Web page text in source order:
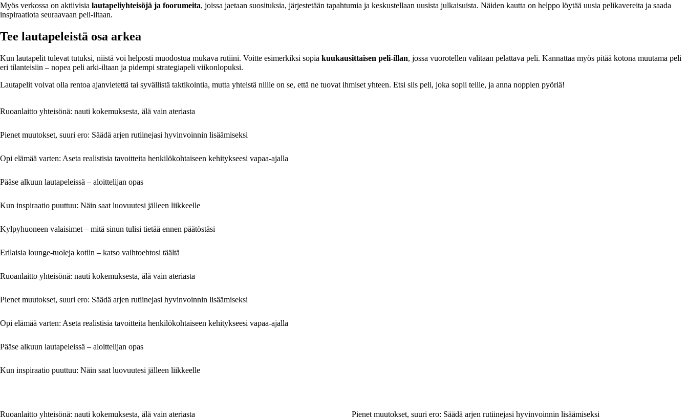
Myös verkossa on aktiivisia lautapeliyhteisöjä ja foorumeita, joissa jaetaan suosituksia, järjestetään tapahtumia ja keskustellaan uusista julkaisuista. Näiden kautta on helppo löytää uusia pelikavereita ja saada
inspiraatiota seuraavaan peli-iltaan.
Tee lautapeleistä osa arkea
Kun lautapelit tulevat tutuksi, niistä voi helposti muodostua mukava rutiini. Voitte esimerkiksi sopia kuukausittaisen peli-illan, jossa vuorotellen valitaan pelattava peli. Kannattaa myös pitää kotona muutama peli
eri tilanteisiin – nopea peli arki-iltaan ja pidempi strategiapeli viikonlopuksi.
Lautapelit voivat olla rentoa ajanvietettä tai syvällistä taktikointia, mutta yhteistä niille on se, että ne tuovat ihmiset yhteen. Etsi siis peli, joka sopii teille, ja anna noppien pyöriä!
Ruoanlaitto yhteisönä: nauti kokemuksesta, älä vain ateriasta
Pienet muutokset, suuri ero: Säädä arjen rutiinejasi hyvinvoinnin lisäämiseksi
Opi elämää varten: Aseta realistisia tavoitteita henkilökohtaiseen kehitykseesi vapaa-ajalla
Pääse alkuun lautapeleissä – aloittelijan opas
Kun inspiraatio puuttuu: Näin saat luovuutesi jälleen liikkeelle
Kylpyhuoneen valaisimet – mitä sinun tulisi tietää ennen päätöstäsi
Erilaisia lounge-tuoleja kotiin – katso vaihtoehtosi täältä
Ruoanlaitto yhteisönä: nauti kokemuksesta, älä vain ateriasta
Pienet muutokset, suuri ero: Säädä arjen rutiinejasi hyvinvoinnin lisäämiseksi
Opi elämää varten: Aseta realistisia tavoitteita henkilökohtaiseen kehitykseesi vapaa-ajalla
Pääse alkuun lautapeleissä – aloittelijan opas
Kun inspiraatio puuttuu: Näin saat luovuutesi jälleen liikkeelle
Ruoanlaitto yhteisönä: nauti kokemuksesta, älä vain ateriasta Pienet muutokset, suuri ero: Säädä arjen rutiinejasi hyvinvoinnin lisäämiseksi